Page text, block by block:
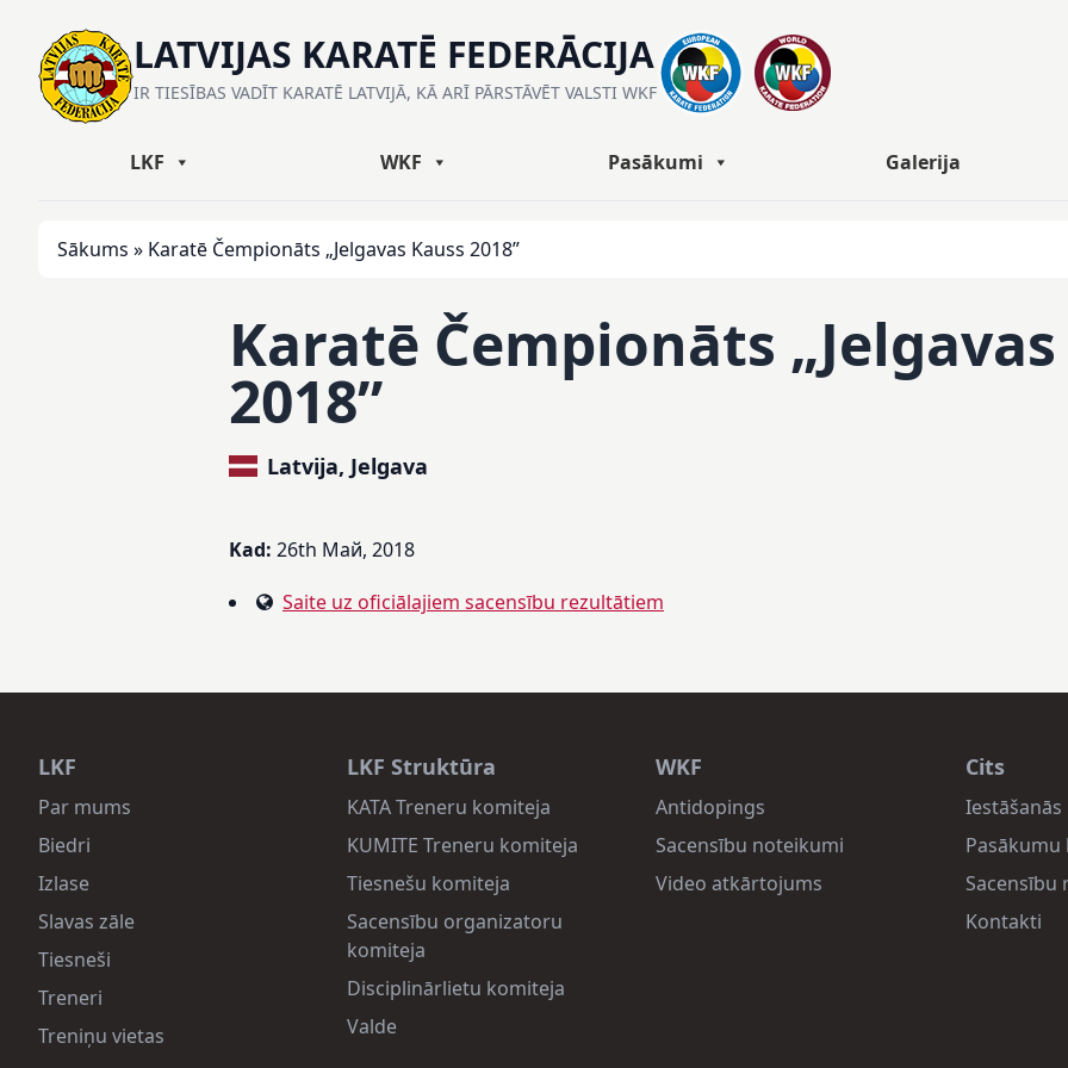
LATVIJAS KARATĒ FEDERĀCIJA
IR TIESĪBAS VADĪT KARATĒ LATVIJĀ, KĀ ARĪ PĀRSTĀVĒT VALSTI WKF
LKF WKF Pasākumi Galerija
Sākums » Karatē Čempionāts „Jelgavas Kauss 2018”
Karatē Čempionāts
2018”
Latvija, Jelgava
Kad: 26th Май, 2018
Saite uz oficiālajiem sacensību rezultātiem
LKF
Par mums
Biedri
Izlase
Slavas zāle
Tiesneši
Treneri
Treniņu vietas
LKF Struktūra
KATA Treneru komiteja
KUMITE Treneru komiteja
Tiesnešu komiteja
Sacensību organizatoru
komiteja
Disciplinārlietu komiteja
Valde
WKF
Antidopings
Sacensību noteikumi
Video atkārtojums
Cits
Pasākumu
Sacensību
Kontakti